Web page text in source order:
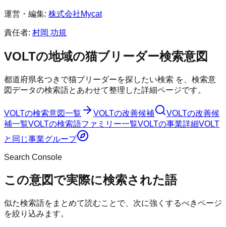
運営・編集: 株式会社Mycat
責任者: 村岡 功規
VOLTの地域の猫ブリーダー検索意図
都道府県名つきで猫ブリーダーを探したい検索 を、検索意
図データの検索語とあわせて整理した詳細ページです。
VOLTの検索意図一覧 VOLTの改善候補 VOLTの改善候
補一覧VOLTの検索語ファミリー一覧VOLTの事業詳細VOLT
と同じ事業グループ
Search Console
この意図で実際に検索された語
似た検索語をまとめて読むことで、次に強くするべきページ
を絞り込みます。